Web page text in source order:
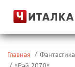
Главная Фантастика
«
»